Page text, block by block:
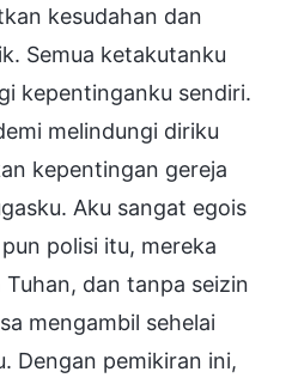
kesudahan dan
Semua ketakutanku
kepentinganku sendiri.
melindungi diriku
kepentingan gereja
Aku sangat egois
polisi itu, mereka
dan tanpa seizin
mengambil sehelai
Dengan pemikiran ini,